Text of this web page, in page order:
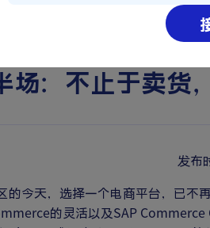
：不止于卖货
发布
的今天，选择一个电商平台，已
的灵活以及SAP Commerce